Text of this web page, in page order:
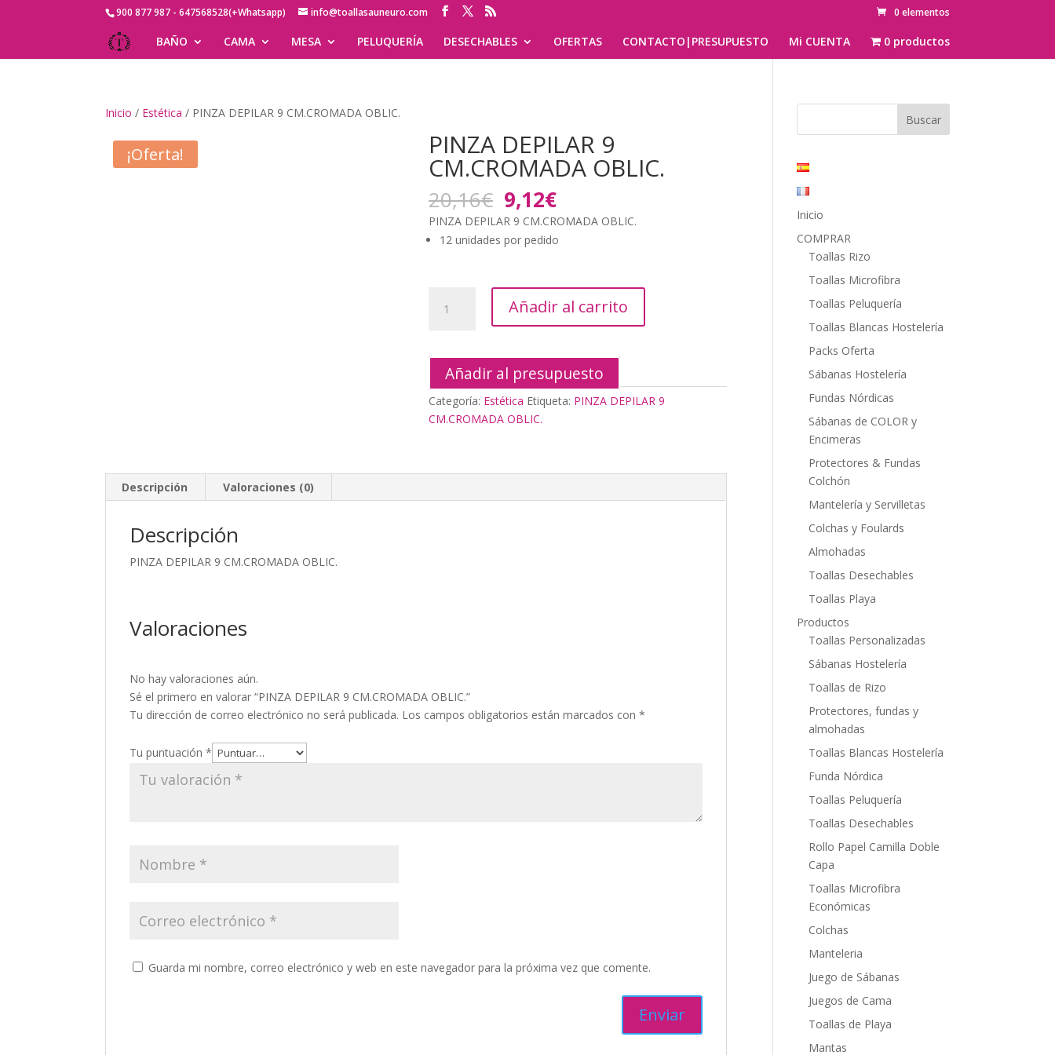
900 877 987 - 647568528(+Whatsapp) info@toallasauneuro.com 0 elementos
BAÑO CAMA MESA PELUQUERÍA DESECHABLES OFERTAS CONTACTO|PRESUPUESTO Mi CUENTA 0 productos
Inicio / Estética / PINZA DEPILAR 9 CM.CROMADA OBLIC.
¡Oferta! PINZA DEPILAR 9
CM.CROMADA OBLIC.
20,16€ El
precio
original
era:
9,12€El
precio
actual
es:
PINZA DEPILAR 9 CM.CROMADA OBLIC.
12 unidades por pedido
DEPILAR
OBLIC.
cantidad
Añadir al carrito
Añadir al presupuesto
Categoría: Estética Etiqueta: PINZA DEPILAR 9
CM.CROMADA OBLIC.
Descripción Valoraciones (0)
Descripción
PINZA DEPILAR 9 CM.CROMADA OBLIC.
Valoraciones
No hay valoraciones aún.
Sé el primero en valorar “PINZA DEPILAR 9 CM.CROMADA OBLIC.”
Tu dirección de correo electrónico no será publicada. Los campos obligatorios están marcados con*
Tu puntuación*
Guarda mi nombre, correo electrónico y web en este navegador para la próxima vez que comente.
Inicio
COMPRAR
Toallas Rizo
Toallas Microfibra
Toallas Peluquería
Toallas Blancas Hostelería
Packs Oferta
Sábanas Hostelería
Fundas Nórdicas
Sábanas de COLOR y
Encimeras
Protectores & Fundas
Colchón
Mantelería y Servilletas
Colchas y Foulards
Almohadas
Toallas Desechables
Toallas Playa
Productos
Toallas Personalizadas
Sábanas Hostelería
Toallas de Rizo
Protectores, fundas y
almohadas
Toallas Blancas Hostelería
Funda Nórdica
Toallas Peluquería
Toallas Desechables
Rollo Papel Camilla Doble
Capa
Toallas Microfibra
Económicas
Colchas
Manteleria
Juego de Sábanas
Juegos de Cama
Toallas de Playa
Mantas